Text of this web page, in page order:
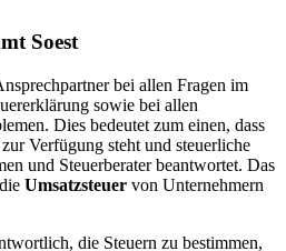
Soest
bei allen Fragen im
sowie bei allen
Dies bedeutet zum einen, dass
Verfügung steht und steuerliche
und Steuerberater beantwortet. Das
Umsatzsteuer von Unternehmern
die Steuern zu bestimmen,